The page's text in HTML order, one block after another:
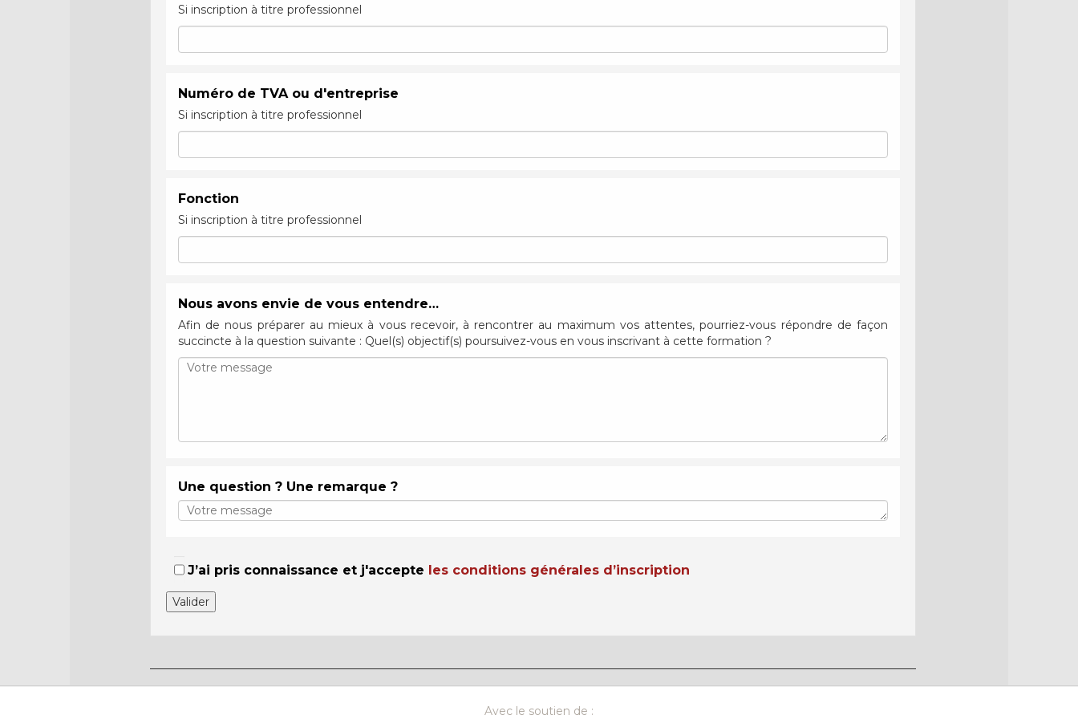
Si inscription à titre professionnel
Numéro de TVA ou d'entreprise
Si inscription à titre professionnel
Fonction
Si inscription à titre professionnel
Nous avons envie de vous entendre…
Afin de nous préparer au mieux à vous recevoir, à rencontrer au maximum vos attentes, pourriez-vous répondre de façon
succincte à la question suivante : Quel(s) objectif(s) poursuivez-vous en vous inscrivant à cette formation ?
Une question ? Une remarque ?
J’ai pris connaissance et j'accepte les conditions générales d’inscription
Valider
Avec le soutien de :